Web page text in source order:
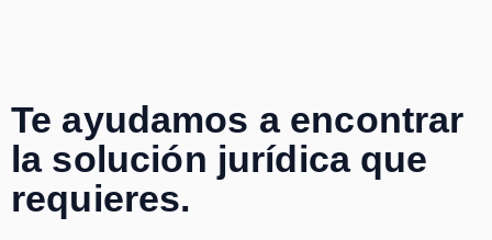
Te ayudamos a encontrar
la solución jurídica que
requieres.